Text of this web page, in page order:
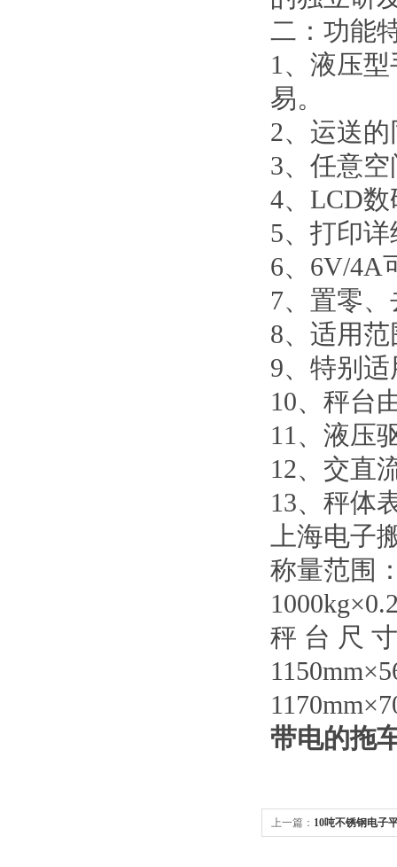
二：功能
1、液压
易。
2、运送
3、任意
4、 LCD数
5、打印
6、 6V/4A
7、置零
8、适用
9、特别
10、秤台
11、液压
12、交直
13、秤体
上海电子
称量范围
1000kg×
秤 台 尺 寸
1150mm×
1170mm×
带电的拖
上一篇： 10吨不锈钢电子